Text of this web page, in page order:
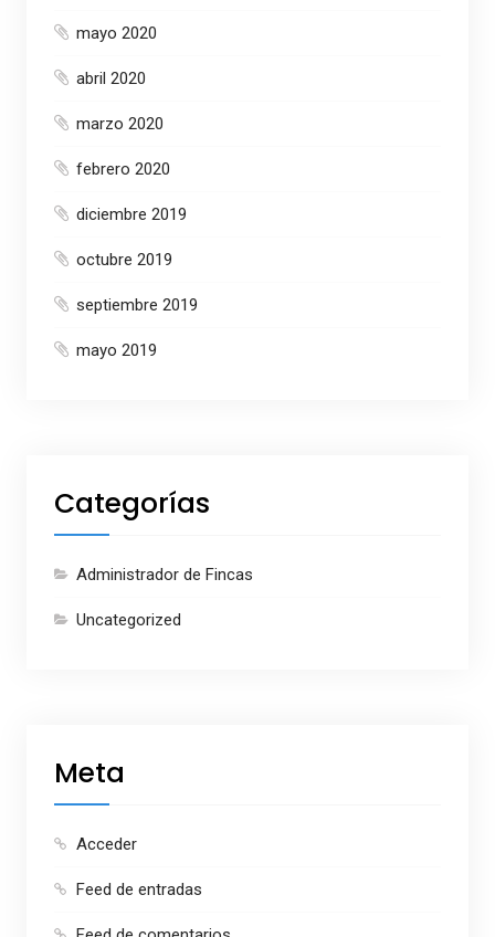
mayo 2020
abril 2020
marzo 2020
febrero 2020
diciembre 2019
octubre 2019
septiembre 2019
mayo 2019
Categorías
Administrador de Fincas
Uncategorized
Meta
Acceder
Feed de entradas